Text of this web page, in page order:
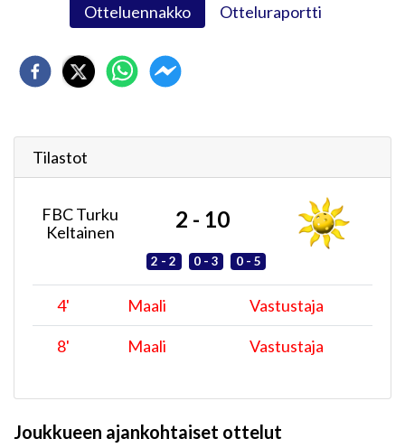
Otteluennakko Otteluraportti
Tilastot
FBC Turku
Keltainen
2 - 10
2 - 2 0 - 3 0 - 5
4' Maali Vastustaja
8' Maali Vastustaja
Joukkueen ajankohtaiset ottelut